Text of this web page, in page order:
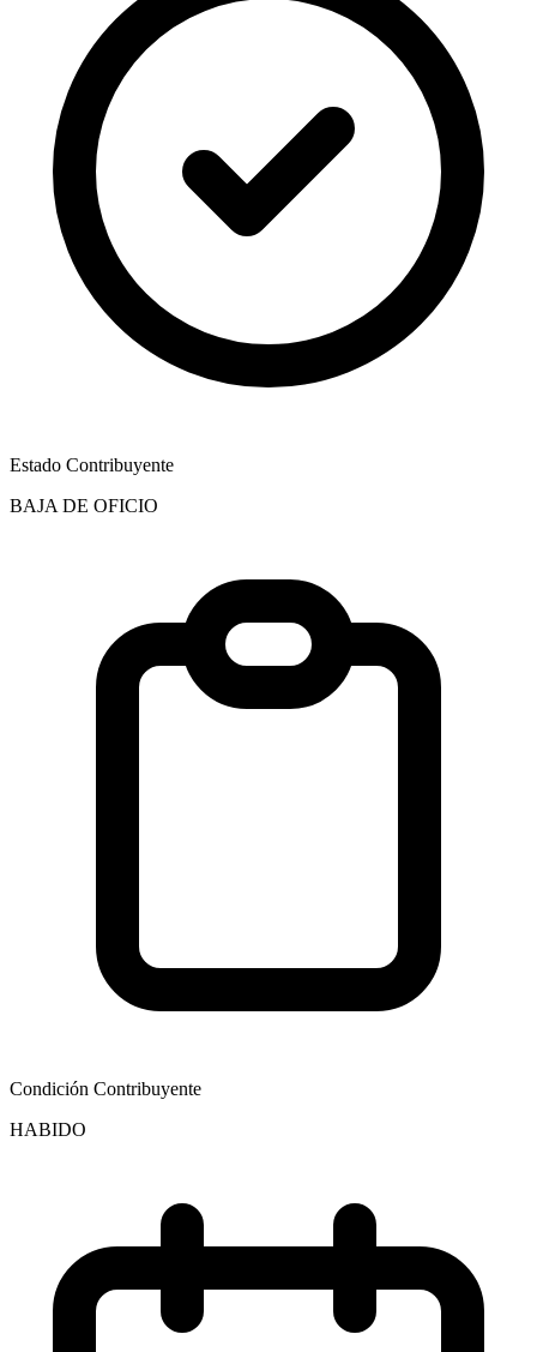
Estado Contribuyente
BAJA DE OFICIO
Condición Contribuyente
HABIDO